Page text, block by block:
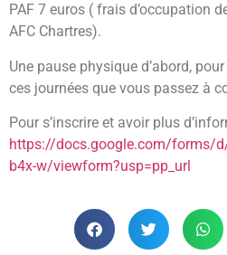
PAF 7 euros ( frais d’occupation
AFC Chartres).
Une pause physique d’abord,
ces journées que vous passez à
Pour s’inscrire et avoir plus
https://docs.google.com/forms/
b4x-w/viewform?usp=pp_url